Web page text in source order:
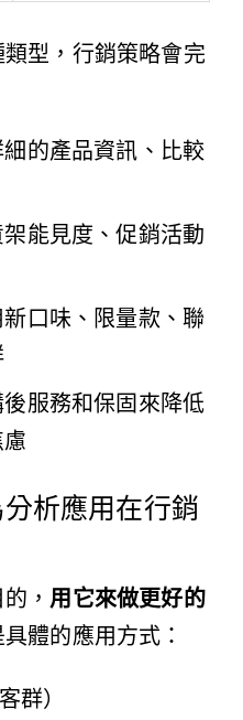
型，行銷策略會完
細的產品資訊、比較
架能見度、促銷活動
新口味、限量款、聯
後服務和保固來降低
慮
析應用在行銷
， 用它來做更好的
體的應用方式：
群）